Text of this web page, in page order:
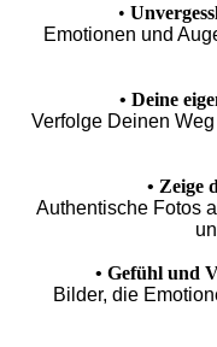
•
Emotionen und
• Deine
Verfolge Deinen
• Zeige
Authentische Fotos
• Gefühl und
Bilder, die